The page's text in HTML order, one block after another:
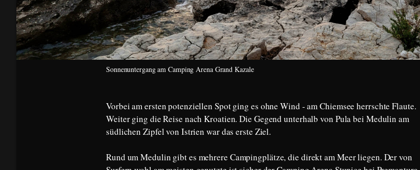
Sonnenuntergang am Camping Arena Grand Kazale
Vorbei am ersten potenziellen Spot ging es ohne Wind - am Chiemsee herrschte Flaute.
Weiter ging die Reise nach Kroatien. Die Gegend unterhalb von Pula bei Medulin am
südlichen Zipfel von Istrien war das erste Ziel.
Rund um Medulin gibt es mehrere Campingplätze, die direkt am Meer liegen. Der von